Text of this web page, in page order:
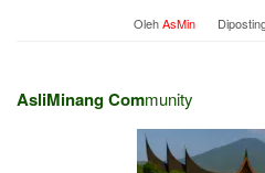
OlehAsMin
AsliMinang Community